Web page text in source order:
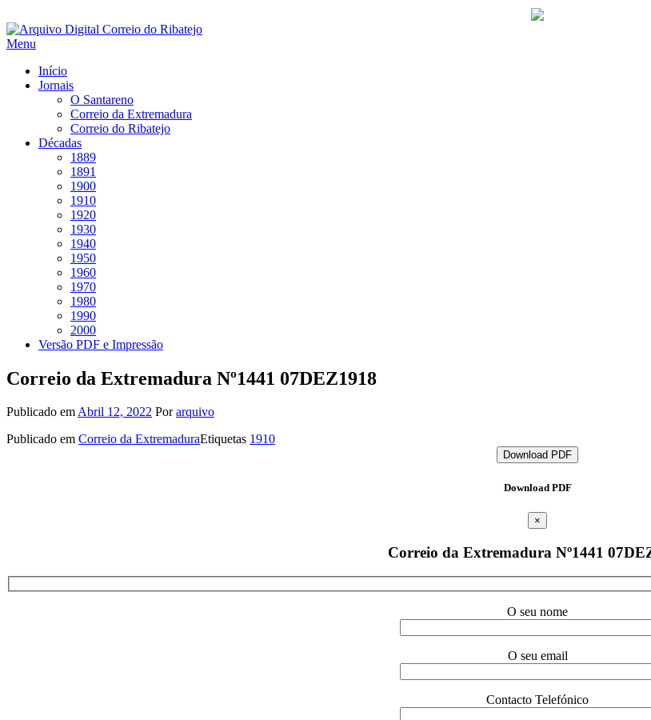
Saltar
para
Menu
Início
Jornais
O Santareno
Correio da Extremadura
Correio do Ribatejo
Décadas
1889
1891
1900
1910
1920
1930
1940
1950
1960
1970
1980
1990
2000
Versão PDF e Impressão
Correio da Extremadura Nº1441 07DEZ1918
Publicado emAbril 12, 2022 Porarquivo
Publicado em Correio da ExtremaduraEtiquetas 1910
Download PDF
Download PDF
×
Correio da Extremadura Nº1441
O seu nome
O seu email
Contacto Telefónico